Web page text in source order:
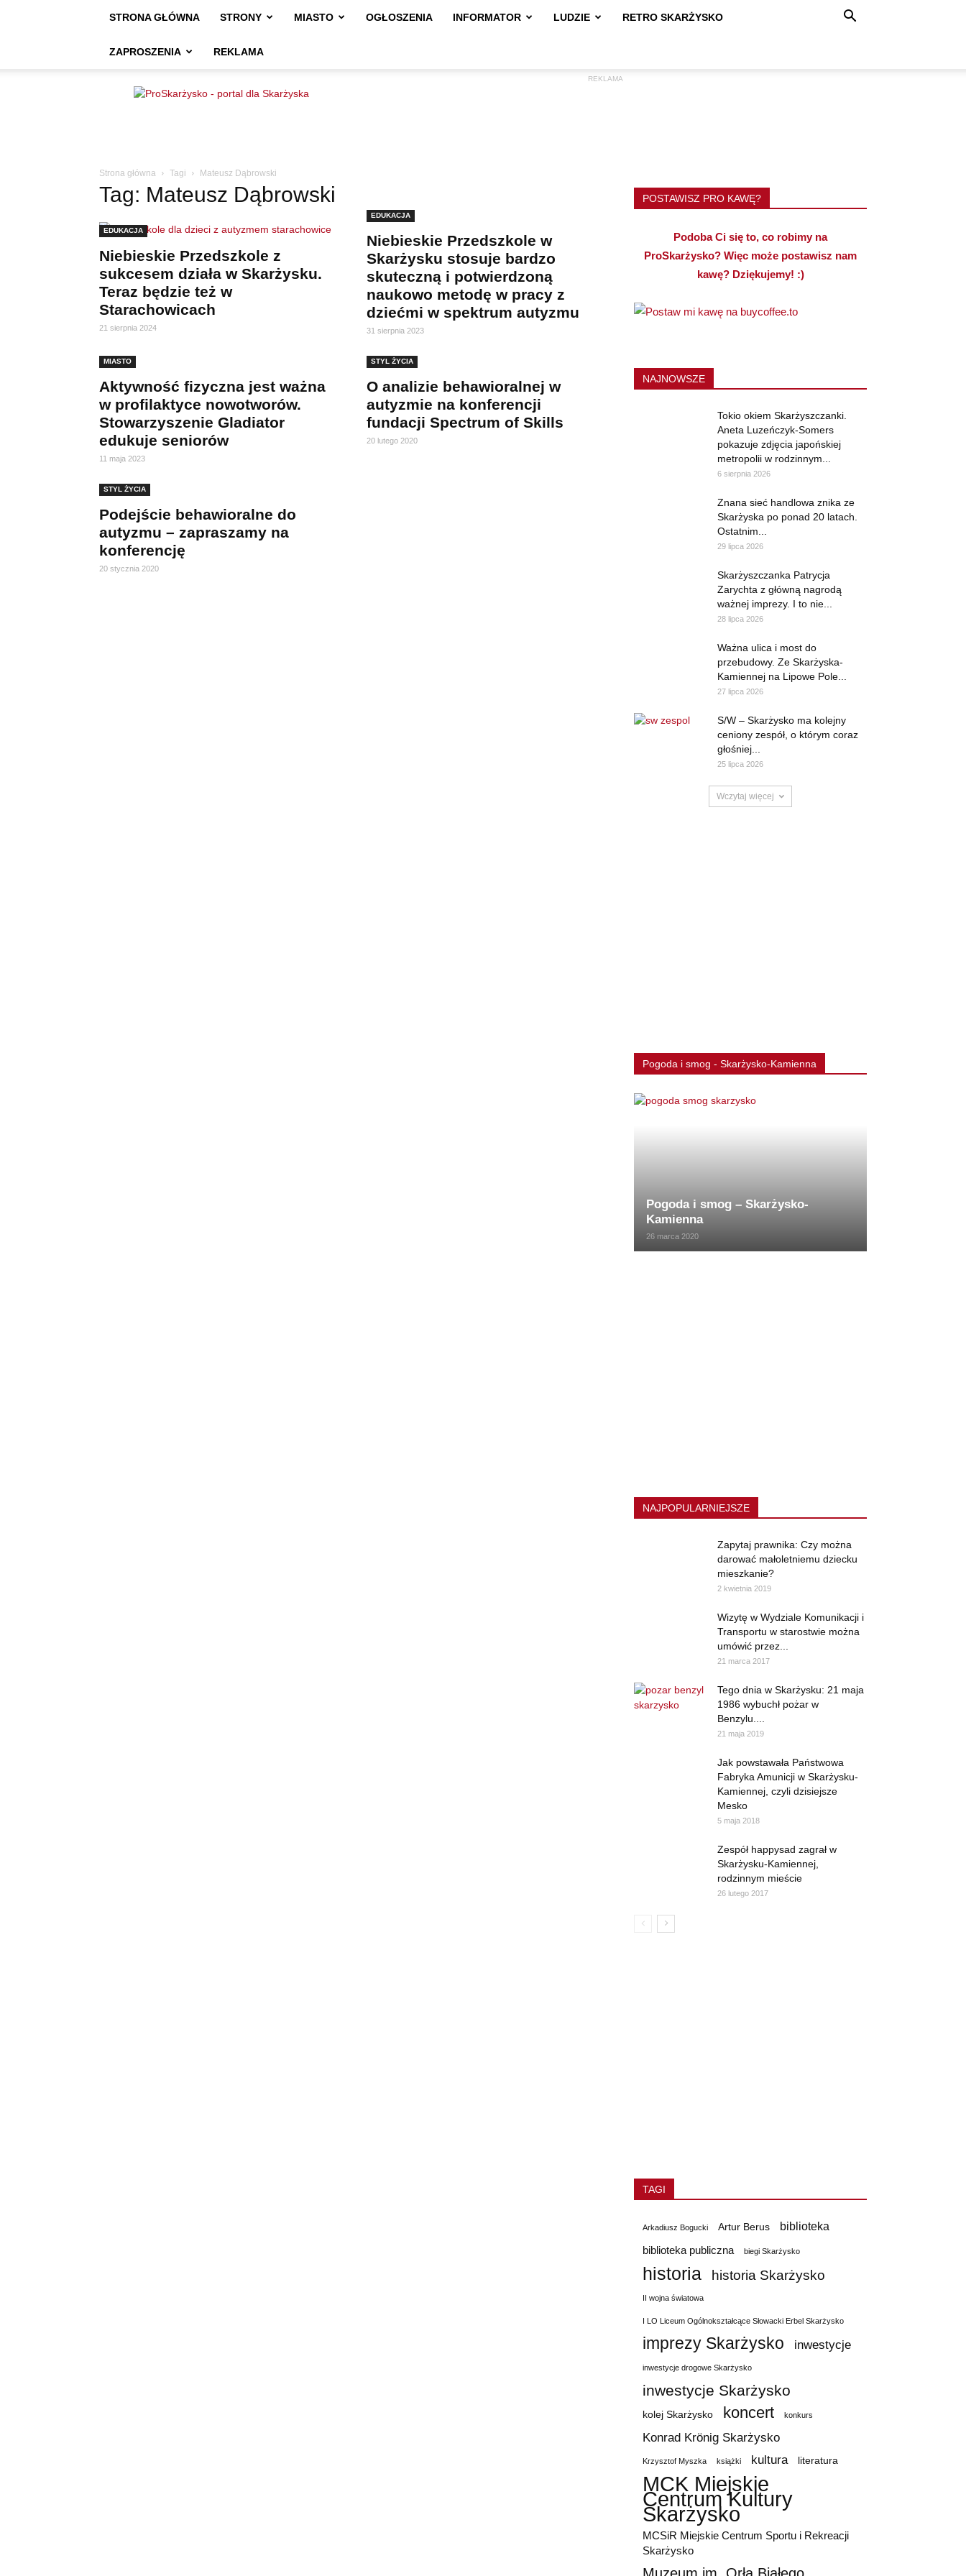
STRONA GŁÓWNA STRONY MIASTO OGŁOSZENIA INFORMATOR LUDZIE RETRO SKARŻYSKO
ZAPROSZENIA REKLAMA
ProSkarżysko
REKLAMA
Strona główna Tagi Mateusz Dąbrowski
Tag: Mateusz Dąbrowski
EDUKACJA
Niebieskie Przedszkole z
sukcesem działa w Skarżysku.
Teraz będzie też w
Starachowicach
21 sierpnia 2024
EDUKACJA
Niebieskie Przedszkole w
Skarżysku stosuje bardzo
skuteczną i potwierdzoną
naukowo metodę w pracy z
dziećmi w spektrum autyzmu
31 sierpnia 2023
MIASTO
Aktywność fizyczna jest ważna
w profilaktyce nowotworów.
Stowarzyszenie Gladiator
edukuje seniorów
11 maja 2023
STYL ŻYCIA
O analizie behawioralnej w
autyzmie na konferencji
fundacji Spectrum of Skills
20 lutego 2020
STYL ŻYCIA
Podejście behawioralne do
autyzmu – zapraszamy na
konferencję
20 stycznia 2020
POSTAWISZ PRO KAWĘ?
Podoba Ci się to, co robimy na
ProSkarżysko? Więc może postawisz nam
kawę? Dziękujemy! :)
NAJNOWSZE
Tokio okiem Skarżyszczanki.
Aneta Luzeńczyk-Somers
pokazuje zdjęcia japońskiej
metropolii w rodzinnym...
6 sierpnia 2026
Znana sieć handlowa znika ze
Skarżyska po ponad 20 latach.
Ostatnim...
29 lipca 2026
Skarżyszczanka Patrycja
Zarychta z główną nagrodą
ważnej imprezy. I to nie...
28 lipca 2026
Ważna ulica i most do
przebudowy. Ze Skarżyska-
Kamiennej na Lipowe Pole...
27 lipca 2026
S/W – Skarżysko ma kolejny
ceniony zespół, o którym coraz
głośniej...
25 lipca 2026
Wczytaj więcej
Pogoda i smog - Skarżysko-Kamienna
Pogoda i smog – Skarżysko-
Kamienna
26 marca 2020
NAJPOPULARNIEJSZE
Zapytaj prawnika: Czy można
darować małoletniemu dziecku
mieszkanie?
2 kwietnia 2019
Wizytę w Wydziale Komunikacji i
Transportu w starostwie można
umówić przez...
21 marca 2017
Tego dnia w Skarżysku: 21 maja
1986 wybuchł pożar w
Benzylu....
21 maja 2019
Jak powstawała Państwowa
Fabryka Amunicji w Skarżysku-
Kamiennej, czyli dzisiejsze
Mesko
5 maja 2018
Zespół happysad zagrał w
Skarżysku-Kamiennej,
rodzinnym mieście
26 lutego 2017
TAGI
Arkadiusz Bogucki Artur Berus
biblioteka
biblioteka publiczna
biegi Skarżysko
historia historia Skarżysko
II wojna światowa
I LO Liceum Ogólnokształcące Słowacki Erbel Skarżysko
imprezy Skarżysko inwestycje
inwestycje drogowe Skarżysko
inwestycje Skarżysko
kolej Skarżysko koncert konkurs
Konrad Krönig Skarżysko
Krzysztof Myszka książki kultura literatura
MCK Miejskie
Centrum Kultury
Skarżysko
MCSiR Miejskie Centrum Sportu i Rekreacji
Skarżysko